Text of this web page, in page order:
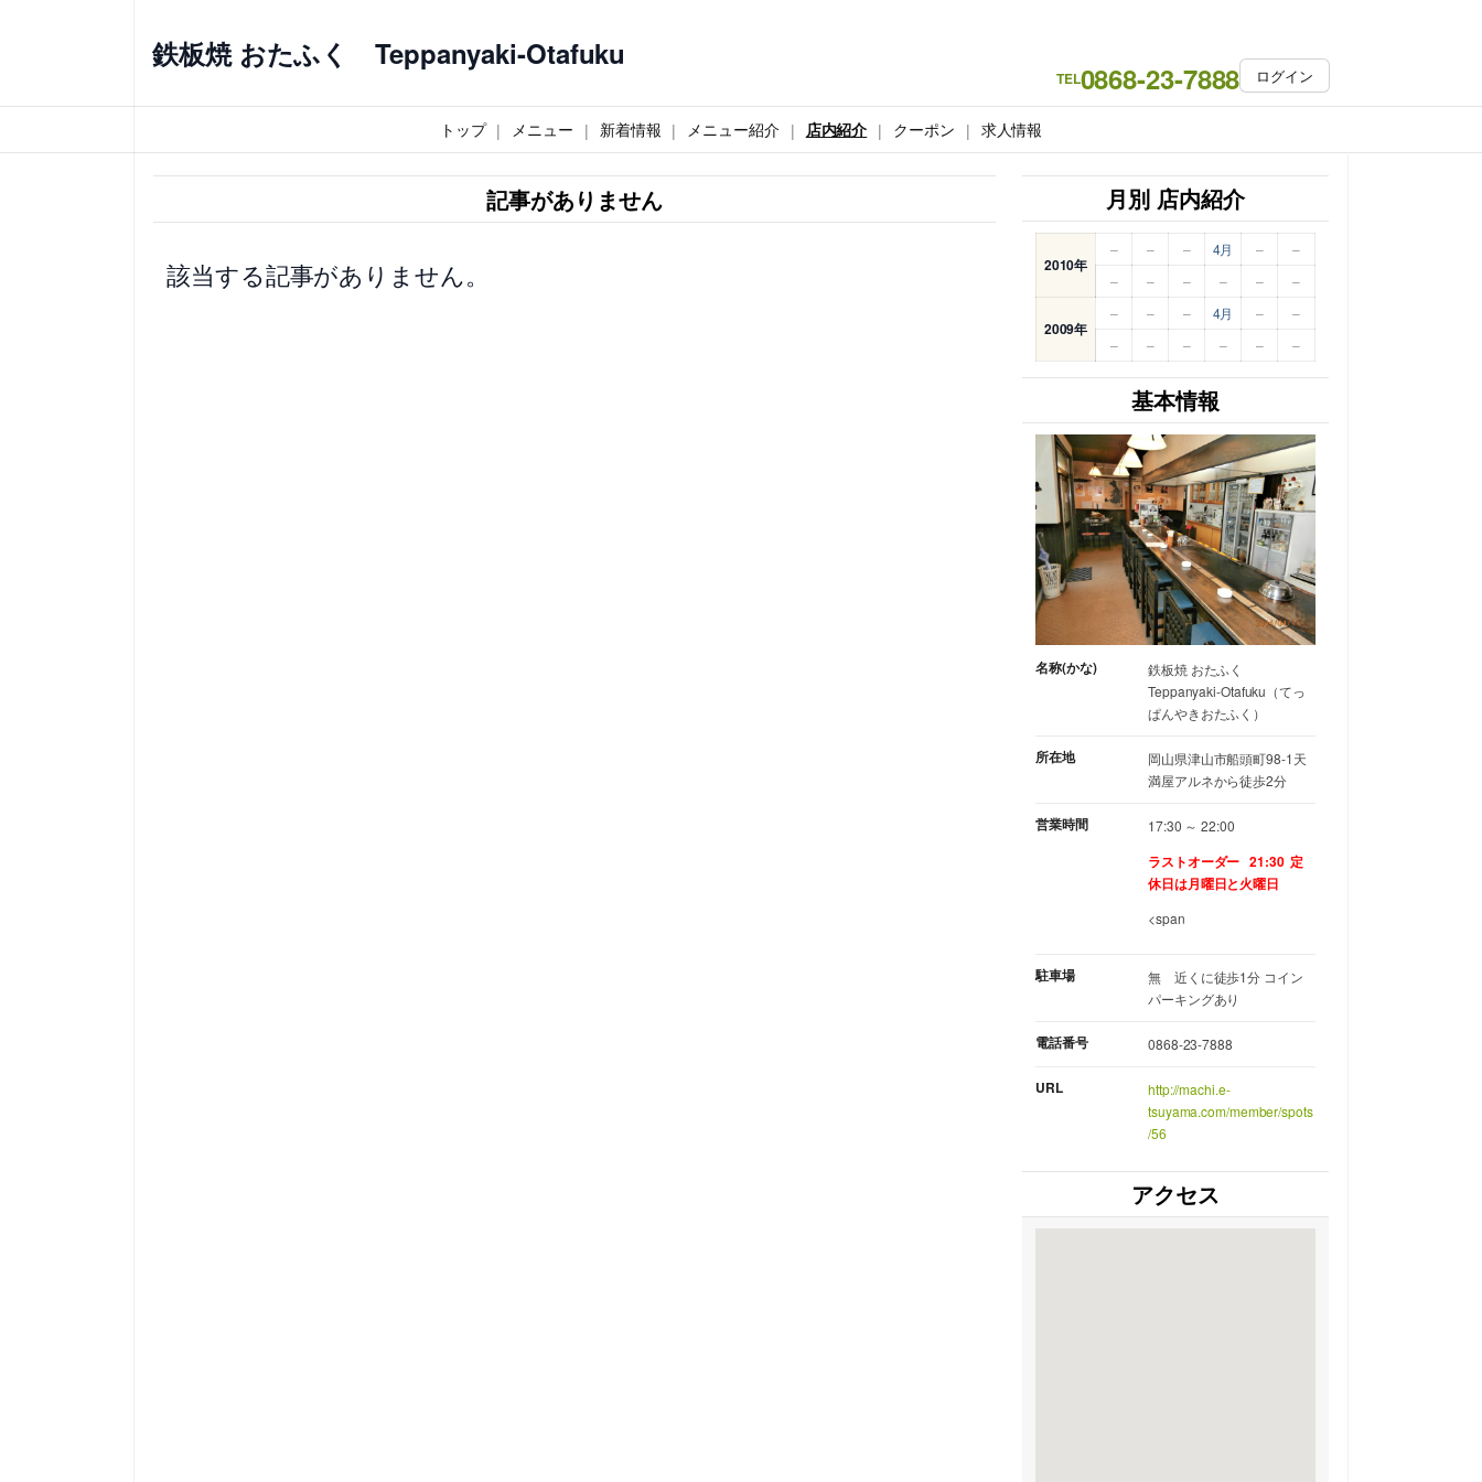
ス
キ
鉄板焼 おたふく Teppanyaki-Otafuku
TEL0868-23-7888 ログイン
トップ メニュー 新着情報 メニュー紹介 店内紹介 クーポン 求人情報
記事がありません
該当する記事がありません。
月別 店内紹介
2010年
– – – 4月 –
–
–
– – – – –
2009年
– – – 4月 –
–
–
– – – – –
基本情報
名称(かな)
鉄板焼 おたふく
Teppanyaki-Otafuku（てっ
ぱんやきおたふく）
所在地
岡山県津山市船頭町98-1天
満屋アルネから徒歩2分
営業時間 17:30 ～ 22:00
ラストオーダー 21:30 定
休日は月曜日と火曜日
<span
駐車場
無 近くに徒歩1分 コイン
パーキングあり
電話番号 0868-23-7888
URL
http://machi.e-
tsuyama.com/member/spots
/56
アクセス